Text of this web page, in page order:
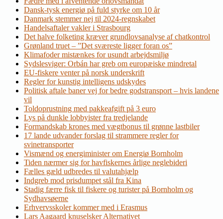
Dansk-tysk energiø på fuld styrke om 10 år
Danmark stemmer nej til 2024-regnskabet
Handelsaftaler vakler i Strasbourg
Det halve folketing kræver grundlovsanalyse af chatkontrol
Grønland truet – ”Det sværeste ligger foran os”
Klimafoder mistænkes for usundt arbejdsmiljø
Sydslesviger: Orbán har greb om europæiske mindretal
EU-fiskere venter på norsk underskrift
Regler for kunstig intelligens udskydes
Politisk aftale baner vej for bedre godstransport – hvis landene
vil
Toldoprustning med pakkeafgift på 3 euro
Lys på dunkle lobbyister fra tredjelande
Formandskab krones med vægtbonus til grønne lastbiler
17 lande udvander forslag til strammere regler for
svinetransporter
Vismænd og energiminister om Energiø Bornholm
Tiden nærmer sig for havfiskernes årlige neglebideri
Fælles gæld udbredes til valutahjælp
Indgreb mod prisdumpet stål fra Kina
Stadig færre fisk til fiskere og turister på Bornholm og
Sydhavsøerne
Erhvervsskoler kommer med i Erasmus
Lars Aagaard knuselsker Alternativet